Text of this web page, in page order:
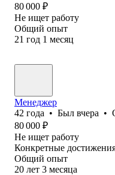
80 000 ₽
Не ищет работу
Общий опыт
21 год 1 месяц
Менеджер
42 года • Был вчера •
80 000 ₽
Не ищет работу
Конкретные
Общий опыт
20 лет 3 месяца